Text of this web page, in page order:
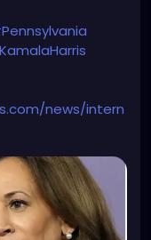
news/intern
fake-us-
winning-